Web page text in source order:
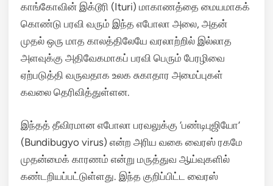
காங்கோவின் இக்டூரி (Ituri) மாகாணத்தை மையமாகக்
கொண்டு பரவி வரும் இந்த எபோலா அலை, அதன்
முதல் ஒரு மாத காலத்திலேயே வரலாற்றில் இல்லாத
அளவுக்கு அதிவேகமாகப் பரவி பெரும் பேரழிவை
ஏற்படுத்தி வருவதாக உலக சுகாதார அமைப்புகள்
கவலை தெரிவித்துள்ளன.
இந்தத் தீவிரமான எபோலா பரவலுக்கு ‘பண்டிபுஜியோ’
(Bundibugyo virus) என்ற அரிய வகை வைரஸ் ரகமே
முதன்மைக் காரணம் என்று மருத்துவ ஆய்வுகளில்
கண்டறியப்பட்டுள்ளது. இந்த குறிப்பிட்ட வைரஸ்